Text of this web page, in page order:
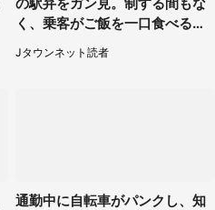
く、乗客がご飯を一口食べると
（茨城県・50代女性）
Jタウンネット読者
通勤中に自転車がパンクし、知